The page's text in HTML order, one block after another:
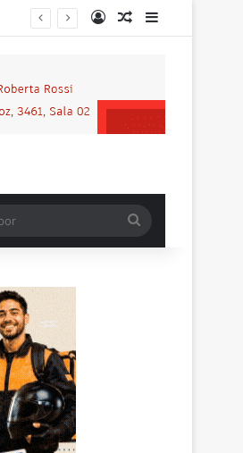
EntrarArtigo aleatório
por